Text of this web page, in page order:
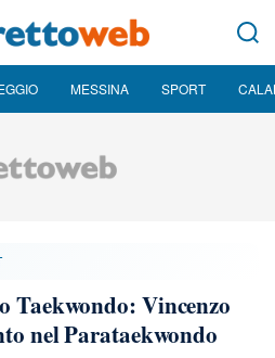
MESSINA SPORT
Taekwondo: Vincenzo
nel Parataekwondo